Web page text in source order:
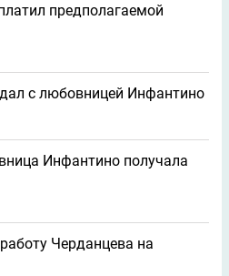
предполагаемой
с любовницей Инфантино
Инфантино получала
Черданцева на